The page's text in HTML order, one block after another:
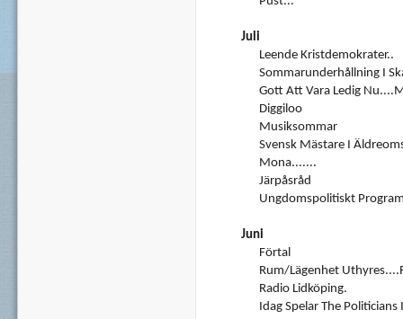
Juli
Leende Kristdemokrater..
Sommarunderhållning I
Gott Att Vara Ledig
Diggiloo
Musiksommar
Svensk Mästare I
Mona.......
Järpåsråd
Ungdomspolitiskt
Juni
Förtal
Rum/lägenhet
Radio Lidköping.
Idag Spelar The